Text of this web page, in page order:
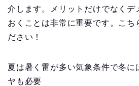
介します。メリットだけでなくデ
おくことは非常に重要です。こち
ださい！
夏は暑く雷が多い気象条件で冬に
ヤも必要